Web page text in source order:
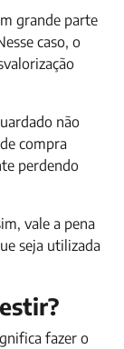
grande parte
caso, o
não
compra
perdendo
vale a pena
seja utilizada
fazer o